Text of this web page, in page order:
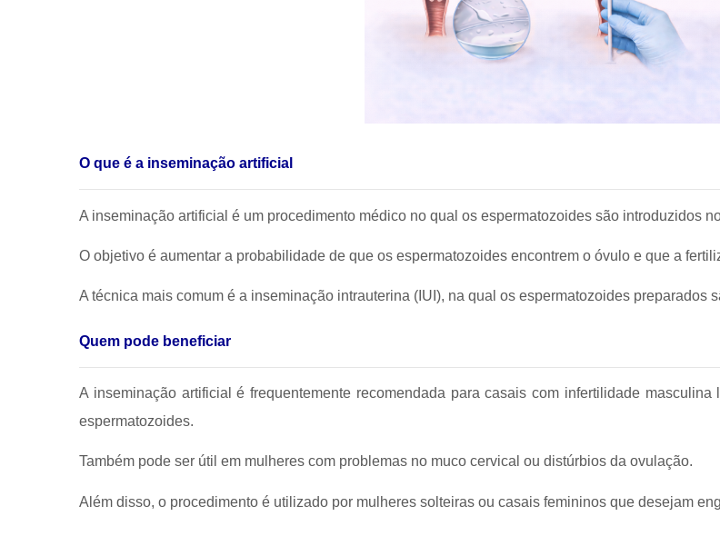
O que é a inseminação artificial
A inseminação artificial é um procedimento médico no qual os espermatozoides são introduzidos
O objetivo é aumentar a probabilidade de que os espermatozoides encontrem o óvulo e que a
A técnica mais comum é a inseminação intrauterina (IUI), na qual os espermatozoides preparados
Quem pode beneficiar
A inseminação artificial é frequentemente recomendada para casais com infertilidade
espermatozoides.
Também pode ser útil em mulheres com problemas no muco cervical ou distúrbios da ovulação.
Além disso, o procedimento é utilizado por mulheres solteiras ou casais femininos que desejam